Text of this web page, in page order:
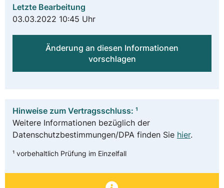
Letzte Bearbeitung
03.03.2022 10:45 Uhr
Änderung an diesen Informationen
vorschlagen
Hinweise zum Vertragsschluss: ¹
Weitere Informationen bezüglich der
Datenschutzbestimmungen/DPA finden Sie hier.
¹ vorbehaltlich Prüfung im Einzelfall